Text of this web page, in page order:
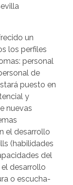
un
los perfiles
personal
de
puesto en
y
nuevas
el desarrollo
(habilidades
del
desarrollo
o escucha-